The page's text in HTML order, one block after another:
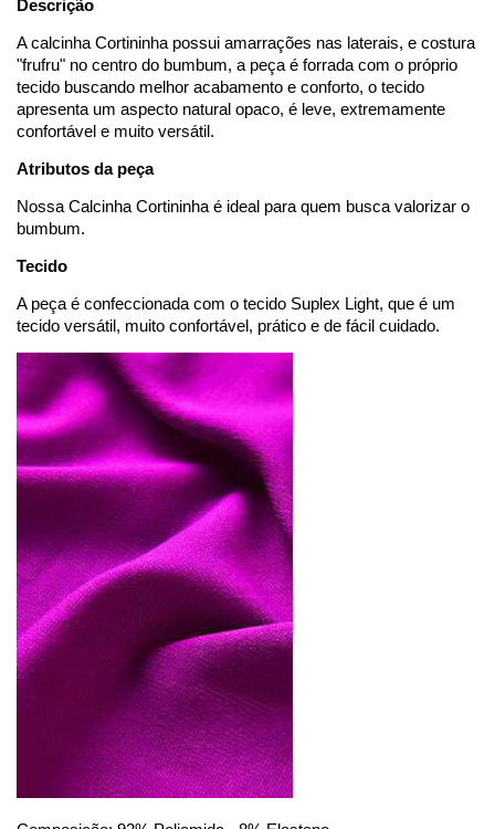
Descrição
A calcinha Cortininha possui amarrações nas laterais, e costura
"frufru" no centro do bumbum, a peça é forrada com o próprio
tecido buscando melhor acabamento e conforto, o tecido
apresenta um aspecto natural opaco, é leve, extremamente
confortável e muito versátil.
Atributos da peça
Nossa Calcinha Cortininha é ideal para quem busca valorizar o
bumbum.
Tecido
A peça é confeccionada com o tecido Suplex Light, que é um
tecido versátil, muito confortável, prático e de fácil cuidado.